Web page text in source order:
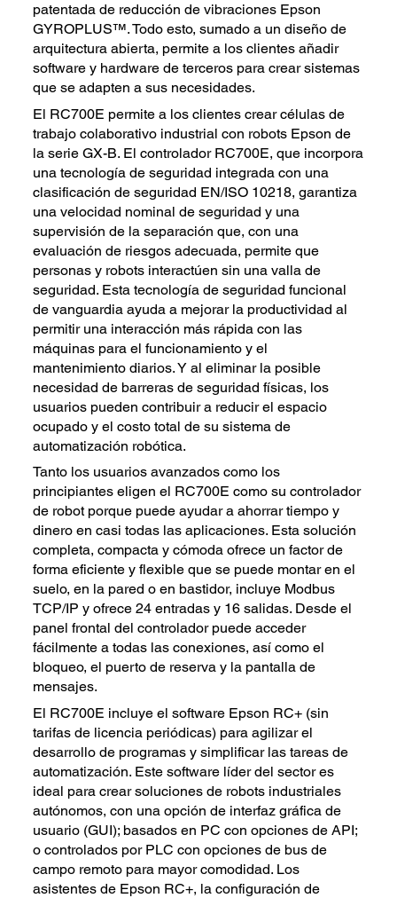
patentada de reducción de vibraciones Epson
GYROPLUS™. Todo esto, sumado a un diseño de
arquitectura abierta, permite a los clientes añadir
software y hardware de terceros para crear sistemas
que se adapten a sus necesidades.
El RC700E permite a los clientes crear células de
trabajo colaborativo industrial con robots Epson de
la serie GX-B. El controlador RC700E, que incorpora
una tecnología de seguridad integrada con una
clasificación de seguridad EN/ISO 10218, garantiza
una velocidad nominal de seguridad y una
supervisión de la separación que, con una
evaluación de riesgos adecuada, permite que
personas y robots interactúen sin una valla de
seguridad. Esta tecnología de seguridad funcional
de vanguardia ayuda a mejorar la productividad al
permitir una interacción más rápida con las
máquinas para el funcionamiento y el
mantenimiento diarios. Y al eliminar la posible
necesidad de barreras de seguridad físicas, los
usuarios pueden contribuir a reducir el espacio
ocupado y el costo total de su sistema de
automatización robótica.
Tanto los usuarios avanzados como los
principiantes eligen el RC700E como su controlador
de robot porque puede ayudar a ahorrar tiempo y
dinero en casi todas las aplicaciones. Esta solución
completa, compacta y cómoda ofrece un factor de
forma eficiente y flexible que se puede montar en el
suelo, en la pared o en bastidor, incluye Modbus
TCP/IP y ofrece 24 entradas y 16 salidas. Desde el
panel frontal del controlador puede acceder
fácilmente a todas las conexiones, así como el
bloqueo, el puerto de reserva y la pantalla de
mensajes.
El RC700E incluye el software Epson RC+ (sin
tarifas de licencia periódicas) para agilizar el
desarrollo de programas y simplificar las tareas de
automatización. Este software líder del sector es
ideal para crear soluciones de robots industriales
autónomos, con una opción de interfaz gráfica de
usuario (GUI); basados en PC con opciones de API;
o controlados por PLC con opciones de bus de
campo remoto para mayor comodidad. Los
asistentes de Epson RC+, la configuración de